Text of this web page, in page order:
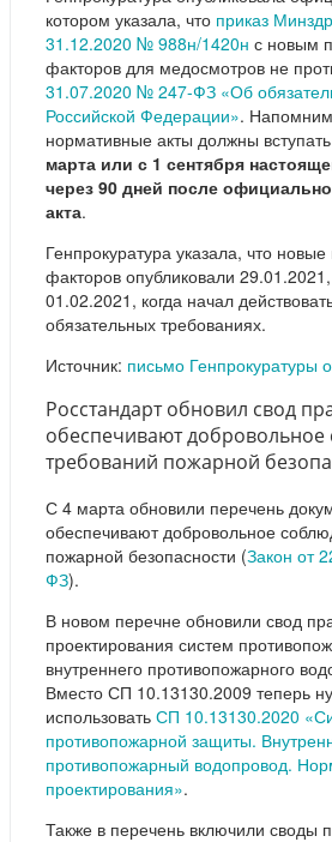
котором указала, что приказ
31.12.2020 № 988н/1420н с новым
факторов для медосмотров не
31.07.2020 № 247-ФЗ «Об
Российской Федерации».
нормативные акты должны
марта или с 1 сентября
через 90 дней после
акта.
Генпрокуратура указала, что
факторов опубликовали
01.02.2021, когда начал
обязательных требованиях.
Источник: письмо Генпрокуратуры
Росстандарт обновил свод
обеспечивают
требований пожарной
С 4 марта обновили перечень
обеспечивают добровольное
пожарной безопасности (Закон от
ФЗ).
В новом перечне обновили свод
проектирования систем
внутреннего противопожарного
Вместо СП 10.13130.2009 теперь
использовать СП 10.13130.2020
противопожарной защиты.
противопожарный водопровод.
проектирования».
Также в перечень включили своды